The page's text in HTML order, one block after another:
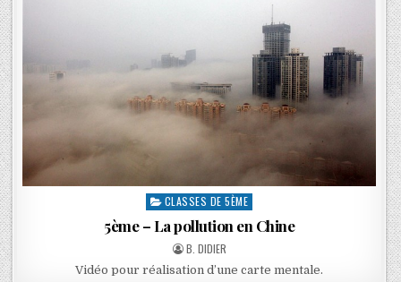
CLASSES DE 5ÈME
5ème – La pollution en Chine
B. DIDIER
Vidéo pour réalisation d’une carte mentale.